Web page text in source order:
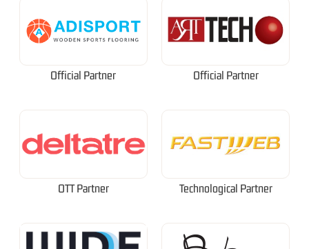
Official Partner Official Partner
OTT Partner Technological Partner